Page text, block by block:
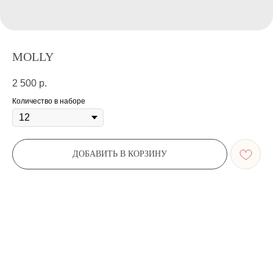
MOLLY
2 500 р.
Количество в наборе
ДОБАВИТЬ В КОРЗИНУ